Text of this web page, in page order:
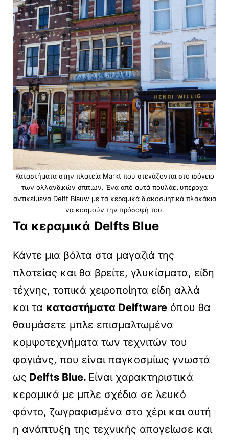
Καταστήματα στην πλατεία Markt που στεγάζονται στο ισόγειο
των ολλανδικών σπιτιών. Ένα από αυτά πουλάει υπέροχα
αντικείμενα Delft Blauw με τα κεραμικά διακοσμητικά πλακάκια
να κοσμούν την πρόσοψή του.
Τα κεραμικά Delfts Blue
Κάντε μια βόλτα στα μαγαζιά της
πλατείας και θα βρείτε, γλυκίσματα, είδη
τέχνης, τοπικά χειροποίητα είδη αλλά
και τα καταστήματα Delftware όπου θα
θαυμάσετε μπλε επισμαλτωμένα
κομψοτεχνήματα των τεχνιτών του
φαγιάνς, που είναι παγκοσμίως γνωστά
ως Delfts Blue. Είναι χαρακτηριστικά
κεραμικά με μπλε σχέδια σε λευκό
φόντο, ζωγραφισμένα στο χέρι και αυτή
η ανάπτυξη της τεχνικής απογείωσε και